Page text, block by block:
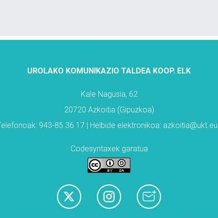
UROLAKO KOMUNIKAZIO TALDEA KOOP. ELK
Kale Nagusia, 62
20720 Azkoitia (Gipuzkoa)
943-85 36 17 | Helbide elektronikoa:
Codesyntaxek garatua